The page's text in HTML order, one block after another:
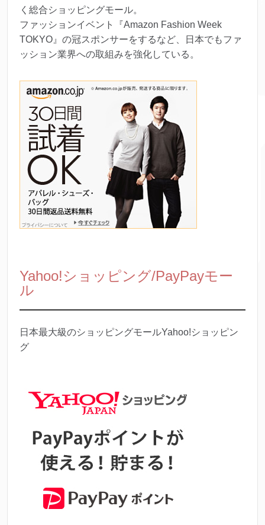
く総合ショッピングモール。
ファッションイベント『Amazon Fashion Week
TOKYO』の冠スポンサーをするなど、日本でもファ
ッション業界への取組みを強化している。
Yahoo!ショッピング/PayPayモー
ル
日本最大級のショッピングモールYahoo!ショッピン
グ